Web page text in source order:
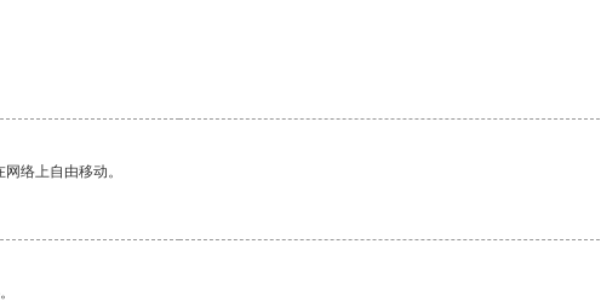
络上自由移动。